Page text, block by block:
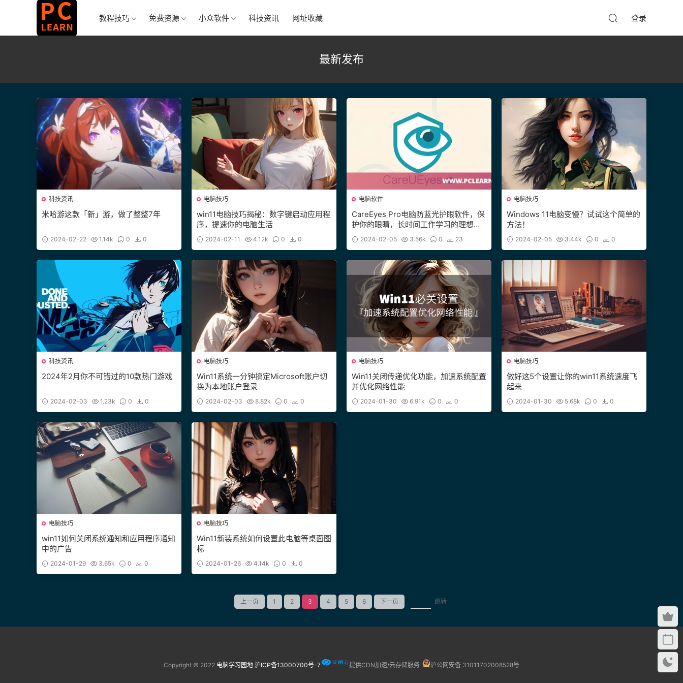
教程技巧 免费资源 小众软件 科技资讯 网址收藏 登录
最新发布
科技资讯
米哈游这款「新」游，做了整整7年
2024-02-22 1.14k 0 0
电脑技巧
win11电脑技巧揭秘：数字键启动应用程
序，提速你的电脑生活
2024-02-11 4.12k 0 0
电脑软件
CareEyes Pro电脑防蓝光护眼软件，保
护你的眼睛，长时间工作学习的理想选
择 2024-02-05 3.56k 0 23
电脑技巧
Windows 11电脑变慢？试试这个简单的
方法！
2024-02-05 3.44k 0 0
科技资讯
2024年2月你不可错过的10款热门游戏
2024-02-03 1.23k 0 0
电脑技巧
Win11系统一分钟搞定Microsoft账户切
换为本地账户登录
2024-02-03 8.82k 0 0
电脑技巧
Win11关闭传递优化功能，加速系统配置
并优化网络性能
2024-01-30 6.91k 0 0
电脑技巧
做好这5个设置让你的win11系统速度飞
起来
2024-01-30 5.68k 0 0
电脑技巧
win11如何关闭系统通知和应用程序通知
中的广告
2024-01-29 3.65k 0 0
电脑技巧
Win11新装系统如何设置此电脑等桌面图
标
2024-01-26 4.14k 0 0
上一页 1 2 3 4 5 6 下一页 跳转
Copyright © 2022 电脑学习园地 沪ICP备13000700号-7 提供CDN加速/云存储服务 沪公网安备 31011702008528号